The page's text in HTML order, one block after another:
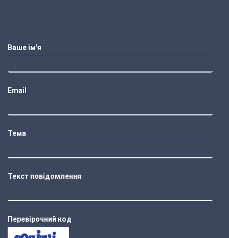
Ваше ім'я
Email
Тема
Текст повідомлення
Перевірочний код